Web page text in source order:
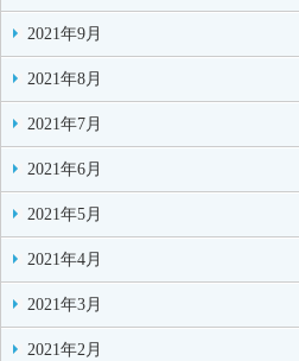
2021年9月
2021年8月
2021年7月
2021年6月
2021年5月
2021年4月
2021年3月
2021年2月